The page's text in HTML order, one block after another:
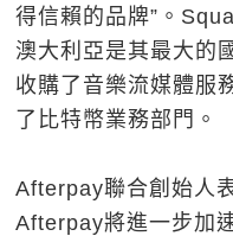
得信賴的品牌”。
澳大利亞是其最大的
收購了音樂流媒體服
了比特幣業務部門。
Afterpay聯合創始人
Afterpay將進一步加